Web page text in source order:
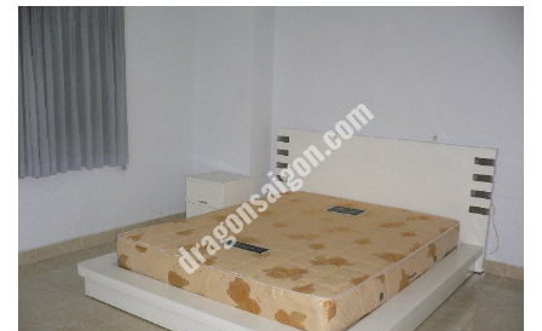
物件です。 [設備］ エアコン2台、洗濯機1台、テレビ1
台、冷蔵庫1台、ベッド２ 交渉によりその他家具備え付け
ること可能です。https://dragonsaigon.com/